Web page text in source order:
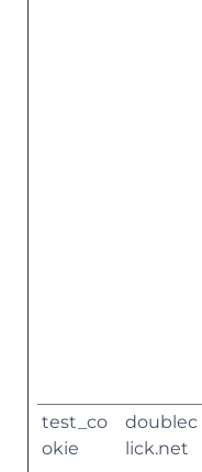
test_co
okie
doublec
lick.net